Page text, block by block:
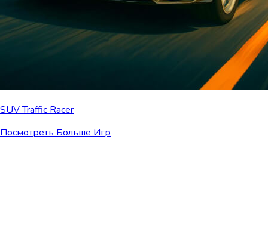
SUV Traffic Racer
Посмотреть Больше Игр